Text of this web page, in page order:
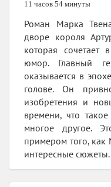
11 часов 54 минуты
Роман Марка
дворе короля
которая сочетает
юмор. Главный
оказывается в
голове. Он
изобретения и
времени, что
многое другое.
примером того, как
интересные сюжеты.